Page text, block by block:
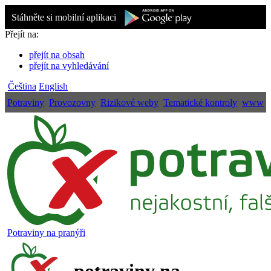
Stáhněte si mobilní aplikaci
Přejít na:
přejít na obsah
přejít na vyhledávání
Čeština English
Potraviny Provozovny Rizikové weby Tematické kontroly www
Potraviny na pranýři